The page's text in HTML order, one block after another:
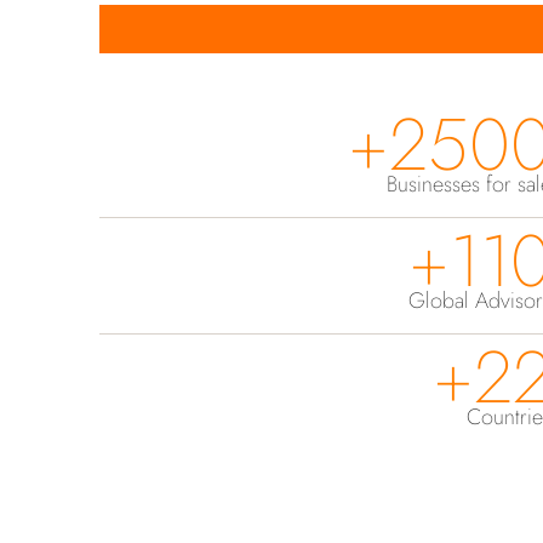
Businesses for
Global